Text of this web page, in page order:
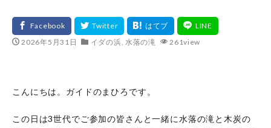
2026年5月31日 イダの浜,水落の滝 261view
こんにちは。ガイドのまひろです。
この日は3世代でご参加の皆さんと一緒に水落の滝と木炭の